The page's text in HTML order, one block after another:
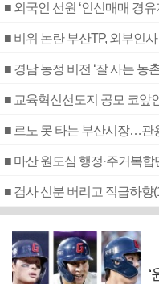
■ 외국인 선원 ‘인신매매 경
■ 비위 논란 부산TP, 외부인사
■ 경남 농정 비전 ‘잘 사는 농
■ 교육혁신선도지 공모 코앞
■ 르노 못 타는 부산시장…관
■ 마산 원도심 행정·주거복